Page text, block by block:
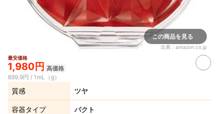
この商品を見る
出典： amazon.co.jp
最安価格
1,980円 高価格
899.9円 / 1mL（g）
質感 ツヤ
容器タイプ パクト